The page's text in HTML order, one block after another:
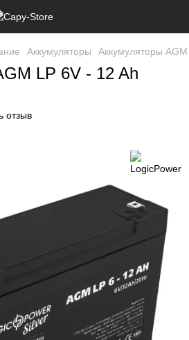
Аккумуляторы Аккумуляторы AGM
LP 6V - 12 Ah
отзыв